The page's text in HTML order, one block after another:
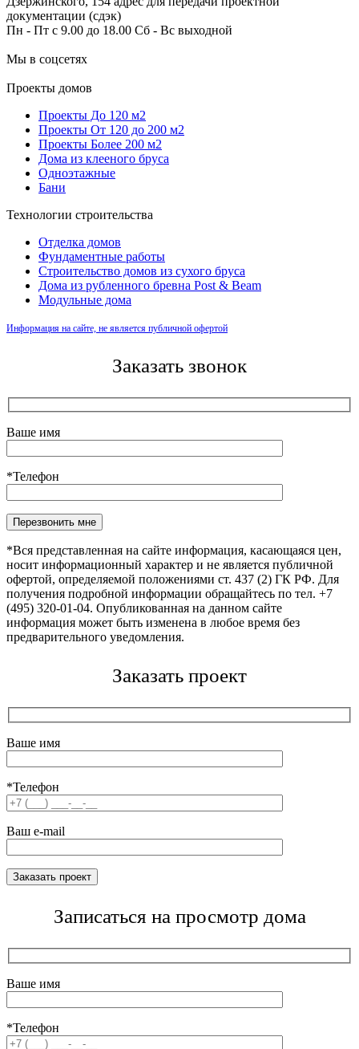
документации (сдэк)
Пн - Пт с 9.00 до 18.00 Сб - Вс выходной
Мы в соцсетях
Проекты домов
Проекты До 120 м2
Проекты От 120 до 200 м2
Проекты Более 200 м2
Дома из клееного бруса
Одноэтажные
Бани
Технологии строительства
Отделка домов
Фундаментные работы
Строительство домов из сухого бруса
Дома из рубленного бревна Post & Beam
Модульные дома
Информация на сайте, не является публичной офертой
Заказать звонок
Ваше имя
*Телефон
Оставьте это поле пустым.
*Вся представленная на сайте информация, касающаяся цен,
носит информационный характер и не является публичной
офертой, определяемой положениями ст. 437 (2) ГК РФ. Для
получения подробной информации обращайтесь по тел. +7
(495) 320-01-04. Опубликованная на данном сайте
информация может быть изменена в любое время без
предварительного уведомления.
Заказать проект
Ваше имя
*Телефон
Ваш e-mail
Записаться на просмотр дома
Ваше имя
*Телефон